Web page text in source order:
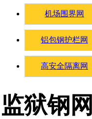
机场围界网
铝包钢护栏网
高安全隔离网
监狱钢